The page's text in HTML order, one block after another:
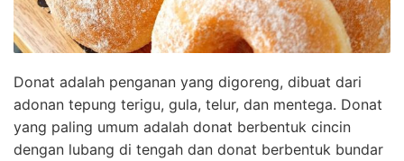
Donat adalah penganan yang digoreng, dibuat dari
adonan tepung terigu, gula, telur, dan mentega. Donat
yang paling umum adalah donat berbentuk cincin
dengan lubang di tengah dan donat berbentuk bundar